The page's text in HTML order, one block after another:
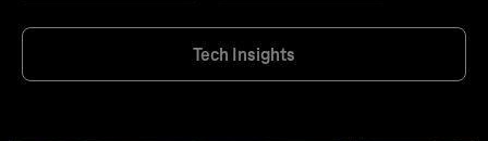
Tech Insights